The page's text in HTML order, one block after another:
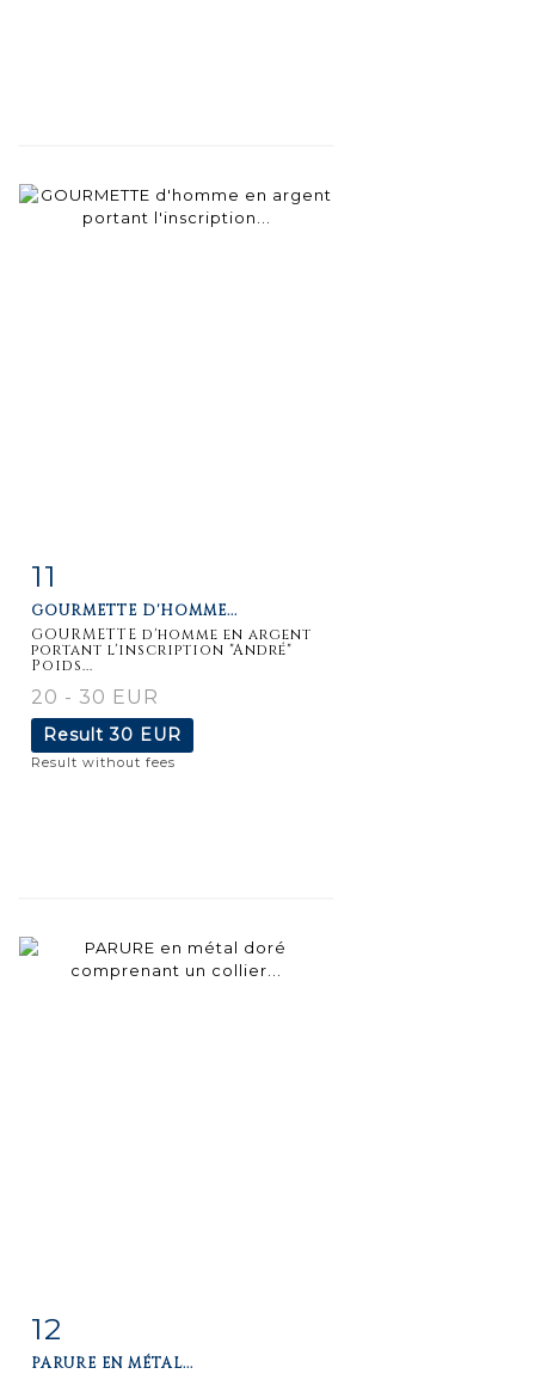
11
GOURMETTE D'HOMME...
GOURMETTE d'homme en argent
portant l'inscription "André"
Poids...
20 - 30 EUR
Result30 EUR
Result without fees
Item detail
12
PARURE EN MÉTAL...